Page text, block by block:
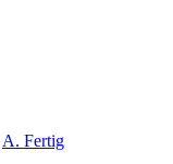
A. Fertig